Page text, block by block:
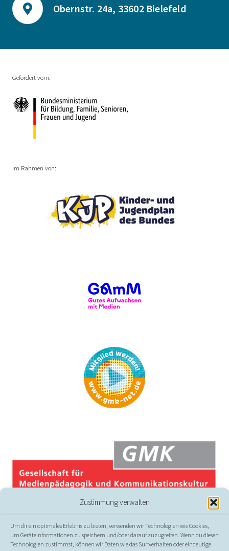
Zustimmung verwalten
Um dir ein optimales Erlebnis zu bieten, verwenden wir Technologien wie Cookies,
um Geräteinformationen zu speichern und/oder darauf zuzugreifen. Wenn du diesen
Technologien zustimmst, können wir Daten wie das Surfverhalten oder eindeutige
Obernstr. 24a, 33602 Bielefeld
Gefördert vom:
Im Rahmen von: